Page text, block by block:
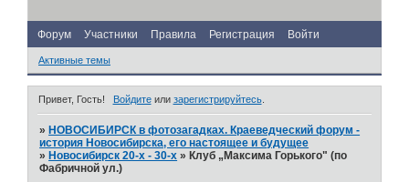
Форум Участники Правила Регистрация Войти
Активные темы
Привет, Гость! Войдитеили зарегистрируйтесь.
» НОВОСИБИРСК в фотозагадках. Краеведческий форум -
история Новосибирска, его настоящее и будущее
» Новосибирск 20-х - 30-х » Клуб „Максима Горького" (по
Фабричной ул.)